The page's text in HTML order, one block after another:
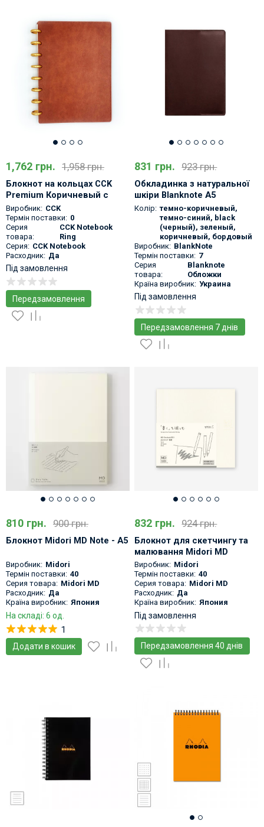
1,762 грн. 1,958 грн.
Блокнот на кольцах CCK
Premium Коричневый с
золотыми кольцами
Виробник: CCK
Термін поставки: 0
Серия
товара:
CCK Notebook
Ring
Серия: CCK Notebook
Расходник: Да
Під замовлення
Передзамовлення
831 грн. 923 грн.
Обкладинка з натуральної
шкіри Blanknote А5
Колір: темно-коричневый,
темно-синий, black
(черный), зеленый,
коричневый, бордовый
Виробник: BlankNote
Термін поставки: 7
Серия
товара:
Blanknote
Обложки
Країна виробник: Украина
Під замовлення
Передзамовлення 7 днів
810 грн. 900 грн.
Блокнот Midori MD Note - A5
Виробник: Midori
Термін поставки: 40
Серия товара: Midori MD
Расходник: Да
Країна виробник: Япония
На складі: 6 од.
1
Додати в кошик
832 грн. 924 грн.
Блокнот для скетчингу та
малювання Midori MD
Notebook Thick - A5 Square -
Blank
Виробник: Midori
Термін поставки: 40
Серия товара: Midori MD
Расходник: Да
Країна виробник: Япония
Під замовлення
Передзамовлення 40 днів